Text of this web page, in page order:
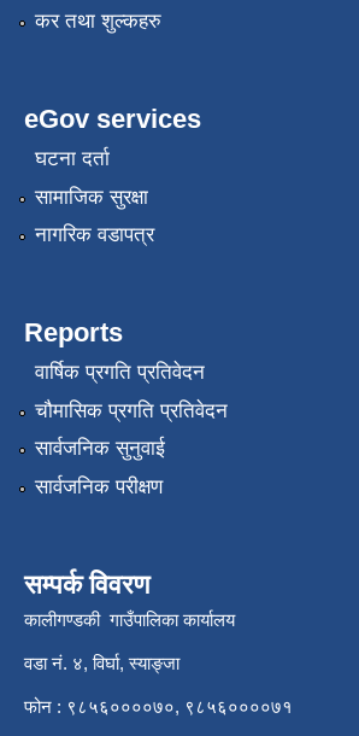
कर तथा शुल्कहरु
eGov services
घटना दर्ता
सामाजिक सुरक्षा
नागरिक वडापत्र
Reports
वार्षिक प्रगति प्रतिवेदन
चौमासिक प्रगति प्रतिवेदन
सार्वजनिक सुनुवाई
सार्वजनिक परीक्षण
सम्पर्क विवरण
कालीगण्डकी गाउँपालिका कार्यालय
वडा नं. ४, विर्घा, स्याङ्जा
फोन : ९८५६००००७०, ९८५६००००७१